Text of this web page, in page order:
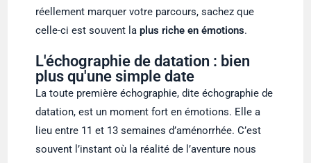
réellement marquer votre parcours, sachez que
celle-ci est souvent laplus riche en émotions.
L'échographie de datation : bien
plus qu'une simple date
La toute première échographie, dite échographie de
datation, est un moment fort en émotions. Elle a
lieu entre 11 et 13 semaines d’aménorrhée. C’est
souvent l’instant où la réalité de l’aventure nous